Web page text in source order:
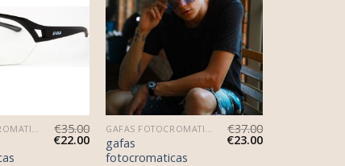
€35.00
€22.00
gafas
fotocromaticas
€37.00
€23.00